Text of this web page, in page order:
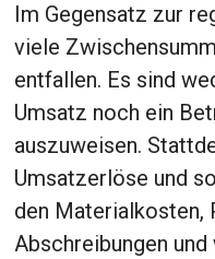
Im Gegensatz zur
viele
entfallen. Es sind
Umsatz noch ein
auszuweisen.
Umsatzerlöse und
den Materialkosten,
Abschreibungen